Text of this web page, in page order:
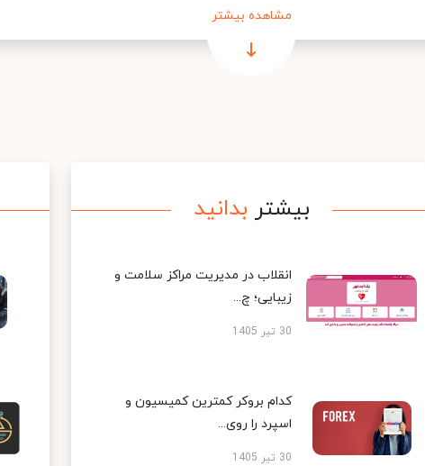
مشاهده بیشتر
بیشتر بدانید
انقلاب در مدیریت مراکز سلامت و
زیبایی؛ چ...
30 تیر 1405
کدام بروکر کمترین کمیسیون و
اسپرد را روی...
30 تیر 1405